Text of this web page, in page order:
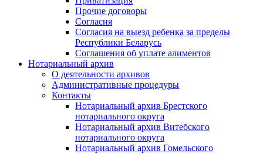
Прочие договоры
Согласия
Согласия на выезд ребенка за пределы
Республики Беларусь
Соглашения об уплате алиментов
Нотариальный архив
О деятельности архивов
Административные процедуры
Контакты
Нотариальный архив Брестского
нотариального округа
Нотариальный архив Витебского
нотариального округа
Нотариальный архив Гомельского